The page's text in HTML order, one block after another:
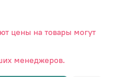
цены на товары могут
менеджеров.